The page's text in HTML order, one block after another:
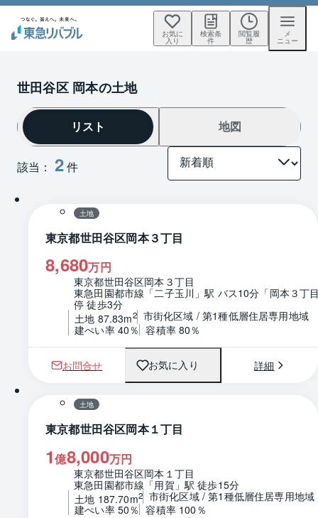
お気に
入り
検索条
件
閲覧履
歴
メ
ニュー
世田谷区 岡本の土地
該当： 2件
リスト 地図
1 / 0 区画図
土地
東京都世田谷区岡本３丁目
8,680万円
東京都世田谷区岡本３丁目
東急田園都市線「二子玉川」駅 バス10分「岡本３丁
停 徒歩3分
土地 87.83m2 市街化区域 / 第1種低層住居専用地域
建ぺい率 40％ 容積率 80％
お問合せ お気に入り 詳細
1 / 0 区画図
土地
東京都世田谷区岡本１丁目
1億8,000万円
東京都世田谷区岡本１丁目
東急田園都市線「用賀」駅 徒歩15分
土地 187.70m2 市街化区域 / 第1種低層住居専用地域
建ぺい率 50％ 容積率 100％